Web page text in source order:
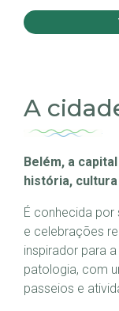
A
Belém, a
história,
É conhecida por
e celebrações
inspirador para
patologia, com
passeios e